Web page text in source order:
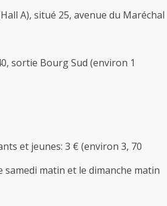
A), situé 25, avenue du Maréchal
sortie Bourg Sud (environ 1
et jeunes: 3 € (environ 3, 70
matin et le dimanche matin